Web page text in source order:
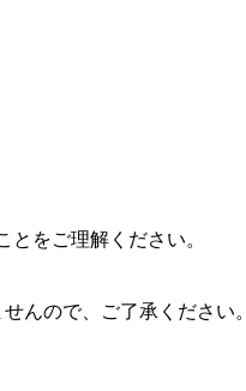
をご理解ください。
んので、ご了承ください。